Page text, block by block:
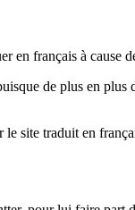
en français à cause
de plus en
site traduit en